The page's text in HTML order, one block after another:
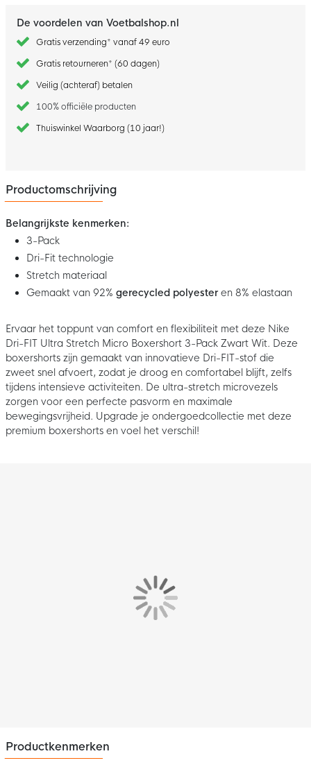
De voordelen van Voetbalshop.nl
Gratis verzending* vanaf 49 euro
Gratis retourneren* (60 dagen)
Veilig (achteraf) betalen
100% officiële producten
Thuiswinkel Waarborg (10 jaar!)
Productomschrijving
Belangrijkste kenmerken:
3-Pack
Dri-Fit technologie
Stretch materiaal
Gemaakt van 92% gerecycled polyesteren 8% elastaan
Ervaar het toppunt van comfort en flexibiliteit met deze Nike
Dri-FIT Ultra Stretch Micro Boxershort 3-Pack Zwart Wit. Deze
boxershorts zijn gemaakt van innovatieve Dri-FIT-stof die
zweet snel afvoert, zodat je droog en comfortabel blijft, zelfs
tijdens intensieve activiteiten. De ultra-stretch microvezels
zorgen voor een perfecte pasvorm en maximale
bewegingsvrijheid. Upgrade je ondergoedcollectie met deze
premium boxershorts en voel het verschil!
Productkenmerken